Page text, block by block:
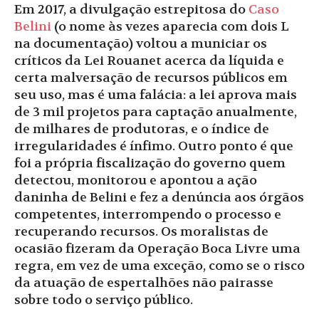
Em 2017, a divulgação estrepitosa do Caso
Belini (o nome às vezes aparecia com dois L
na documentação) voltou a municiar os
críticos da Lei Rouanet acerca da líquida e
certa malversação de recursos públicos em
seu uso, mas é uma falácia: a lei aprova mais
de 3 mil projetos para captação anualmente,
de milhares de produtoras, e o índice de
irregularidades é ínfimo. Outro ponto é que
foi a própria fiscalização do governo quem
detectou, monitorou e apontou a ação
daninha de Belini e fez a denúncia aos órgãos
competentes, interrompendo o processo e
recuperando recursos. Os moralistas de
ocasião fizeram da Operação Boca Livre uma
regra, em vez de uma exceção, como se o risco
da atuação de espertalhões não pairasse
sobre todo o serviço público.